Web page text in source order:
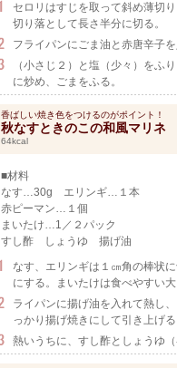
セロリはすじを取って斜め薄切
切り落として長さ半分に切る。
フライパンにごま油と赤唐辛子
（小さじ２）と塩（少々）をふ
に炒め、ごまをふる。
香ばしい焼き色をつけるのがポイント！
秋なすときのこの和風マリネ
64kcal
■材料
なす…30g エリンギ…１本
赤ピーマン…１個
まいたけ…1／２パック
すし酢 しょうゆ 揚げ油
なす、エリンギは１㎝角の棒状
にする。まいたけは食べやすい大
ライパンに揚げ油を入れて熱し
っかり揚げ焼きにして引き上げる
熱いうちに、すし酢としょうゆ